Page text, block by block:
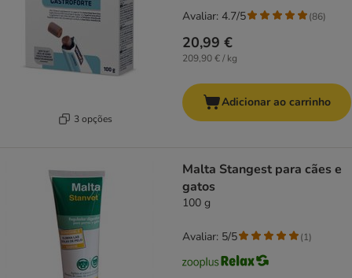
3 opções
20,99 €
209,90 € / kg
Avaliar: 4.7/5 (86)
Adicionar ao carrinho
Malta Stangest para cães e
gatos
100 g
Avaliar: 5/5 (1)